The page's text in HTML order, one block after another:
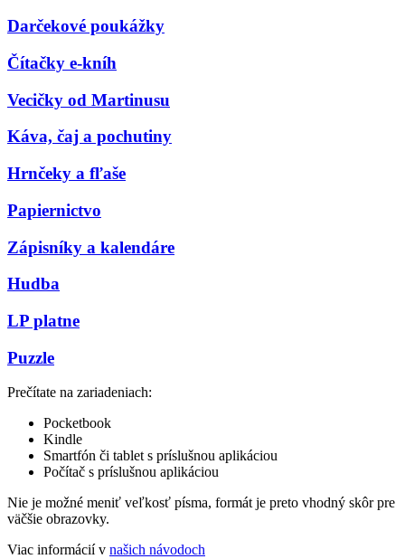
Darčekové poukážky
Čítačky e-kníh
Vecičky od Martinusu
Káva, čaj a pochutiny
Hrnčeky a fľaše
Papiernictvo
Zápisníky a kalendáre
Hudba
LP platne
Puzzle
Prečítate na zariadeniach:
Pocketbook
Kindle
Smartfón či tablet s príslušnou aplikáciou
Počítač s príslušnou aplikáciou
Nie je možné meniť veľkosť písma, formát je preto vhodný skôr pre
väčšie obrazovky.
Viac informácií v našich návodoch